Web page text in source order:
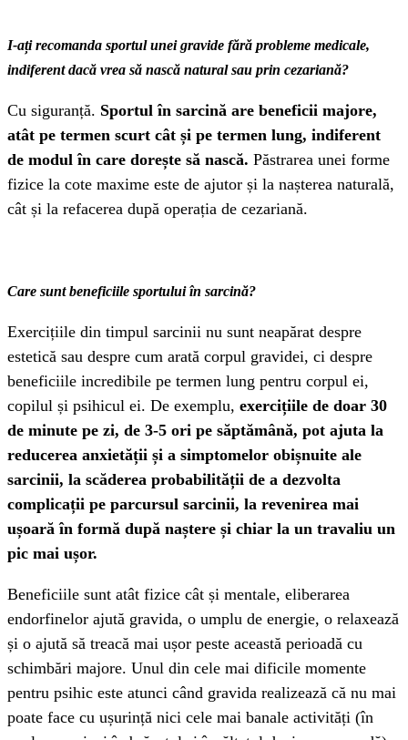
I-ați recomanda sportul unei gravide fără probleme medicale,
indiferent dacă vrea să nască natural sau prin cezariană?
Cu siguranță. Sportul în sarcină are beneficii majore,
atât pe termen scurt cât și pe termen lung, indiferent
de modul în care dorește să nască. Păstrarea unei forme
fizice la cote maxime este de ajutor și la nașterea naturală,
cât și la refacerea după operația de cezariană.
Care sunt beneficiile sportului în sarcină?
Exercițiile din timpul sarcinii nu sunt neapărat despre
estetică sau despre cum arată corpul gravidei, ci despre
beneficiile incredibile pe termen lung pentru corpul ei,
copilul și psihicul ei. De exemplu, exercițiile de doar 30
de minute pe zi, de 3-5 ori pe săptămână, pot ajuta la
reducerea anxietății și a simptomelor obișnuite ale
sarcinii, la scăderea probabilității de a dezvolta
complicații pe parcursul sarcinii, la revenirea mai
ușoară în formă după naștere și chiar la un travaliu un
pic mai ușor.
Beneficiile sunt atât fizice cât și mentale, eliberarea
endorfinelor ajută gravida, o umplu de energie, o relaxează
și o ajută să treacă mai ușor peste această perioadă cu
schimbări majore. Unul din cele mai dificile momente
pentru psihic este atunci când gravida realizează că nu mai
poate face cu ușurință nici cele mai banale activități (în